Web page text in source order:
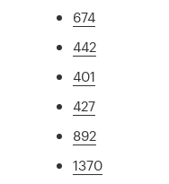
674
442
401
427
892
1370